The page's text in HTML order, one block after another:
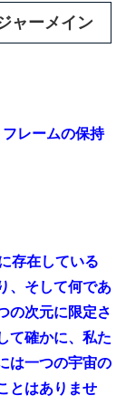
ャーメイン
レームの保持
存在している
、そして何であ
の次元に限定さ
て確かに、私た
は一つの宇宙の
とはありませ